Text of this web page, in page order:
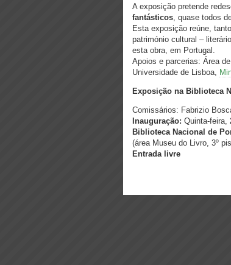
A exposição pretende
fantásticos, quase todos
Esta exposição reúne,
património cultural –
esta obra, em Portugal.
Apoios e parcerias: Área
Universidade de Lisboa,
Exposição na Biblioteca
Comissários: Fabrizio
Inauguração: Quinta-feira,
Biblioteca Nacional de
(área Museu do Livro, 3º
Entrada livre